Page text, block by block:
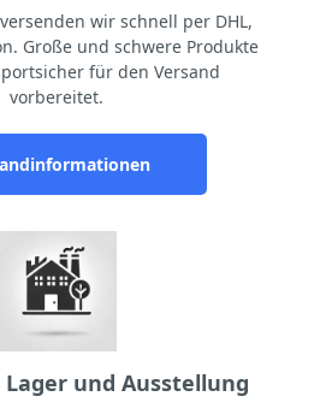
wir schnell per DHL,
Große und schwere Produkte
für den Versand
vorbereitet.
und Ausstellung